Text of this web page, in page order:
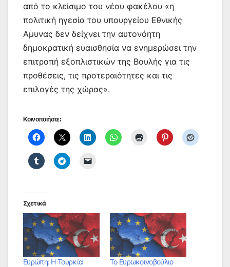
από το κλείσιμο του νέου φακέλου «η
πολιτική ηγεσία του υπουργείου Εθνικής
Αμυνας δεν δείχνει την αυτονόητη
δημοκρατική ευαισθησία να ενημερώσει την
επιτροπή εξοπλιστικών της Βουλής για τις
προθέσεις, τις προτεραιότητες και τις
επιλογές της χώρας».
Κοινοποιήστε:
Σχετικά
Ευρώπη: Η Τουρκία
Το Ευρωκοινοβούλιο